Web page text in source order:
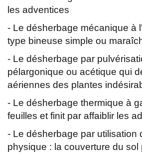
les adventices
- Le désherbage mécanique à
type bineuse simple ou
- Le désherbage par
pélargonique ou acétique qui
aériennes des plantes
- Le désherbage thermique à
feuilles et finit par affaiblir les
- Le désherbage par utilisation
physique : la couverture du sol